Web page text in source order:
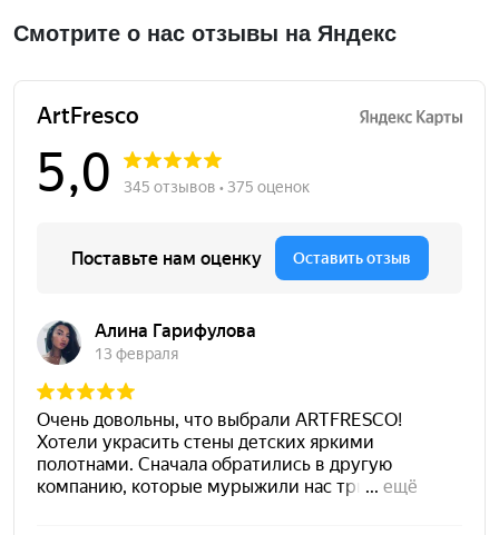
Смотрите о нас отзывы на Яндекс